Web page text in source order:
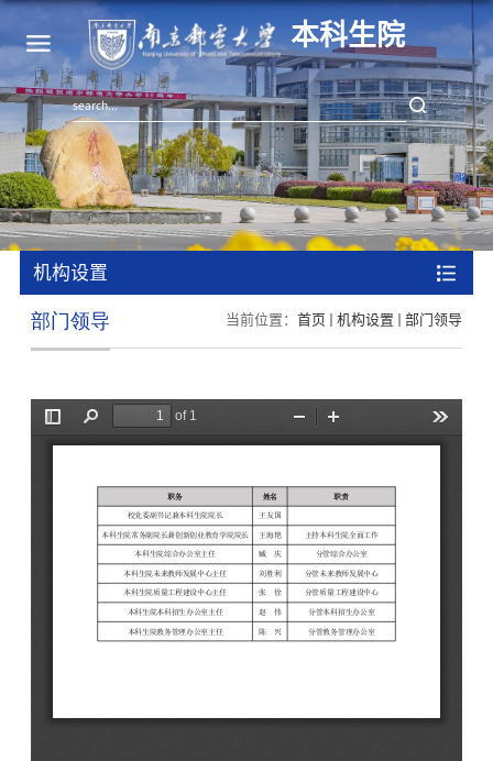
本科生院
机构设置
当前位置：首页 机构设置 部门领导
部门领导